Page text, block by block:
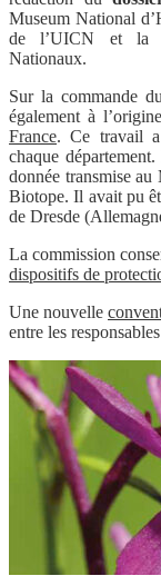
Museum National
de l’UICN et la
Nationaux.
Sur la commande du
également à
France. Ce travail a
chaque
donnée transmise
Biotope. Il avait pu
de Dresde
La commission
dispositifs de
Une nouvelle
entre les